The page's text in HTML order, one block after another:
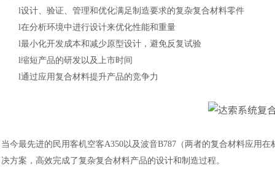
l设计、验证、管理和优化满足制造要求的复杂复合材料零件
l在分析环境中进行设计来优化性能和重量
l最小化开发成本和减少原型设计，避免反复试验
l缩短产品的研发以及上市时间
l通过应用复合材料提升产品的竞争力
当今最先进的民用客机空客A350以及波音B787（两者的复合材料应用
决方案，高效完成了复杂复合材料产品的设计和制造过程。